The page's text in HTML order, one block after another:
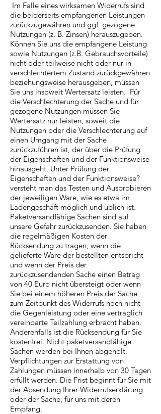
Im Falle eines wirksamen Widerrufs sind
die beiderseits empfangenen Leistungen
zurückzugewähren und ggf. gezogene
Nutzungen (z. B. Zinsen) herauszugeben.
Können Sie uns die empfangene Leistung
sowie Nutzungen (z.B. Gebrauchsvorteile)
nicht oder teilweise nicht oder nur in
verschlechtertem Zustand zurückgewähren
beziehungsweise herausgeben, müssen
Sie uns insoweit Wertersatz leisten. Für
die Verschlechterung der Sache und für
gezogene Nutzungen müssen Sie
Wertersatz nur leisten, soweit die
Nutzungen oder die Verschlechterung auf
einen Umgang mit der Sache
zurückzuführen ist, der über die Prüfung
der Eigenschaften und der Funktionsweise
hinausgeht. Unter Prüfung der
Eigenschaften und der Funktionsweise?
versteht man das Testen und Ausprobieren
der jeweiligen Ware, wie es etwa im
Ladengeschäft möglich und üblich ist.
Paketversandfähige Sachen sind auf
unsere Gefahr zurückzusenden. Sie haben
die regelmäßigen Kosten der
Rücksendung zu tragen, wenn die
gelieferte Ware der bestellten entspricht
und wenn der Preis der
zurückzusendenden Sache einen Betrag
von 40 Euro nicht übersteigt oder wenn
Sie bei einem höheren Preis der Sache
zum Zeitpunkt des Widerrufs noch nicht
die Gegenleistung oder eine vertraglich
vereinbarte Teilzahlung erbracht haben.
Anderenfalls ist die Rücksendung für Sie
kostenfrei. Nicht paketversandfähige
Sachen werden bei Ihnen abgeholt.
Verpflichtungen zur Erstattung von
Zahlungen müssen innerhalb von 30 Tagen
erfüllt werden. Die Frist beginnt für Sie mit
der Absendung Ihrer Widerrufserklärung
oder der Sache, für uns mit deren
Empfang.